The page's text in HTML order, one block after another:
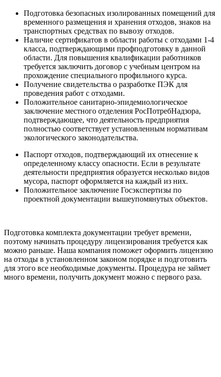
Подготовка безопасных изолированных помещений для
временного размещения и хранения отходов, знаков на
транспортных средствах по вывозу отходов.
Наличие сертификатов в области работы с отходами 1-4
класса, подтверждающими профподготовку в данной
области. Для повышения квалификации работников
требуется заключить договор с учебным центром на
прохождение специального профильного курса.
Получение свидетельства о разработке ПЭК для
проведения работ с отходами.
Положительное санитарно-эпидемиологическое
заключение местного отделения РосПотребНадзора,
подтверждающее, что деятельность предприятия
полностью соответствует установленным нормативам
экологического законодательства.
Паспорт отходов, подтверждающий их отнесение к
определенному классу опасности. Если в результате
деятельности предприятия образуется несколько видов
мусора, паспорт оформляется на каждый из них.
Положительное заключение Госэкспертизы по
проектной документации вышеупомянутых объектов.
Подготовка комплекта документации требует времени,
поэтому начинать процедуру лицензирования требуется как
можно раньше. Наша компания поможет оформить лицензию
на отходы в установленном законом порядке и подготовить
для этого все необходимые документы. Процедура не займет
много времени, получить документ можно с первого раза.